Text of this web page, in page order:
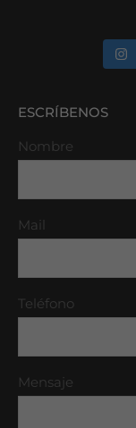
ESCRÍBENOS
Nombre
Mail
Teléfono
Mensaje